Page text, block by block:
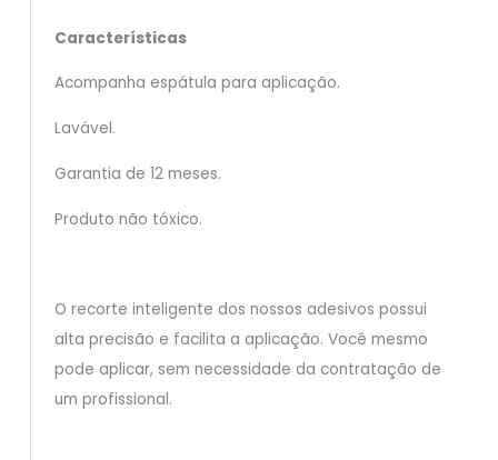
Características
Acompanha espátula para aplicação.
Lavável.
Garantia de 12 meses.
Produto não tóxico.
O recorte inteligente dos nossos adesivos possui
alta precisão e facilita a aplicação. Você mesmo
pode aplicar, sem necessidade da contratação de
um profissional.